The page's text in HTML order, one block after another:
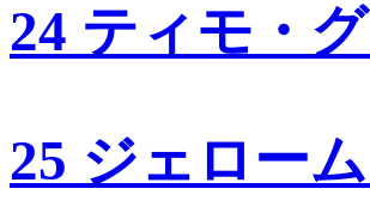
24 ティモ・
25 ジェロー